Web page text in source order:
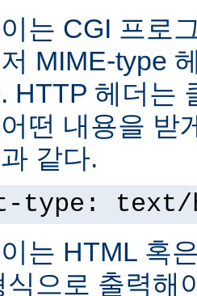
는 CGI 프로
MIME-type
HTTP 헤더는
떤 내용을 받
같다.
type: text/
는 HTML 혹
식으로 출력해